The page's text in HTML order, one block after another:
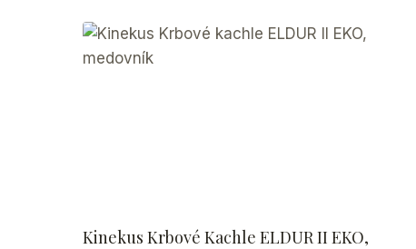
Kinekus Krbové Kachle ELDUR II EKO,